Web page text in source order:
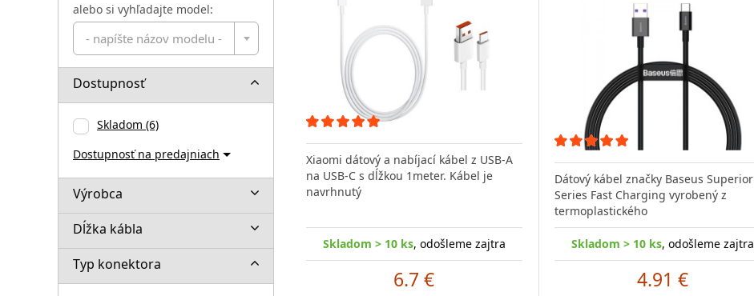
alebo si vyhľadajte model:
- napíšte názov modelu -
Dostupnosť
Skladom (6)
Dostupnosť na predajniach
Výrobca
Dĺžka kábla
Typ konektora
Xiaomi dátový a nabíjací kábel z USB-A
na USB-C s dĺžkou 1meter. Kábel je
navrhnutý
Skladom > 10 ks, odošleme zajtra
6.7 €
Dátový kábel značky Baseus Superior
Series Fast Charging vyrobený z
termoplastického
Skladom > 10 ks, odošleme zajtra
4.91 €